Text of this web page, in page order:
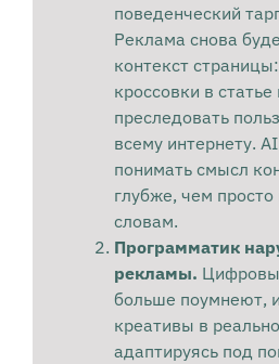
поведенческий
Реклама снова
контекст
кроссовки в статье
преследовать
всему интернету.
понимать смысл
глубже, чем
словам.
Программатик
рекламы.
больше поумнеют,
креативы в
адаптируясь под